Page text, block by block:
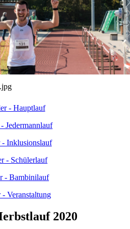
- Hauptlauf
Jedermannlauf
Inklusionslauf
- Schülerlauf
- Bambinilauf
Veranstaltung
2020